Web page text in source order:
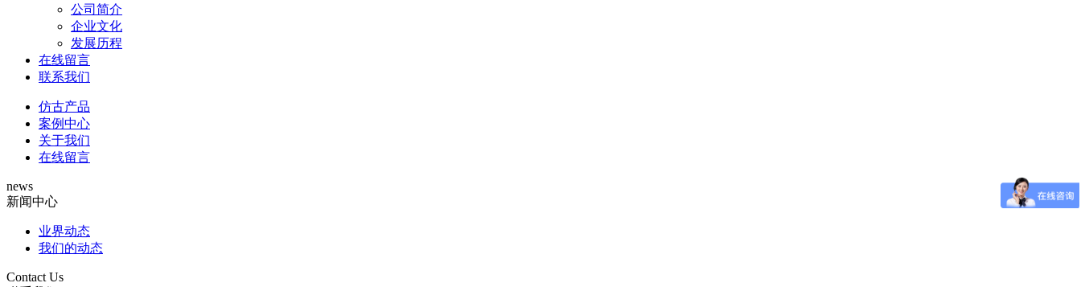
公司简介
企业文化
发展历程
在线留言
联系我们
仿古产品
案例中心
关于我们
在线留言
news
新闻中心
业界动态
我们的动态
Contact Us